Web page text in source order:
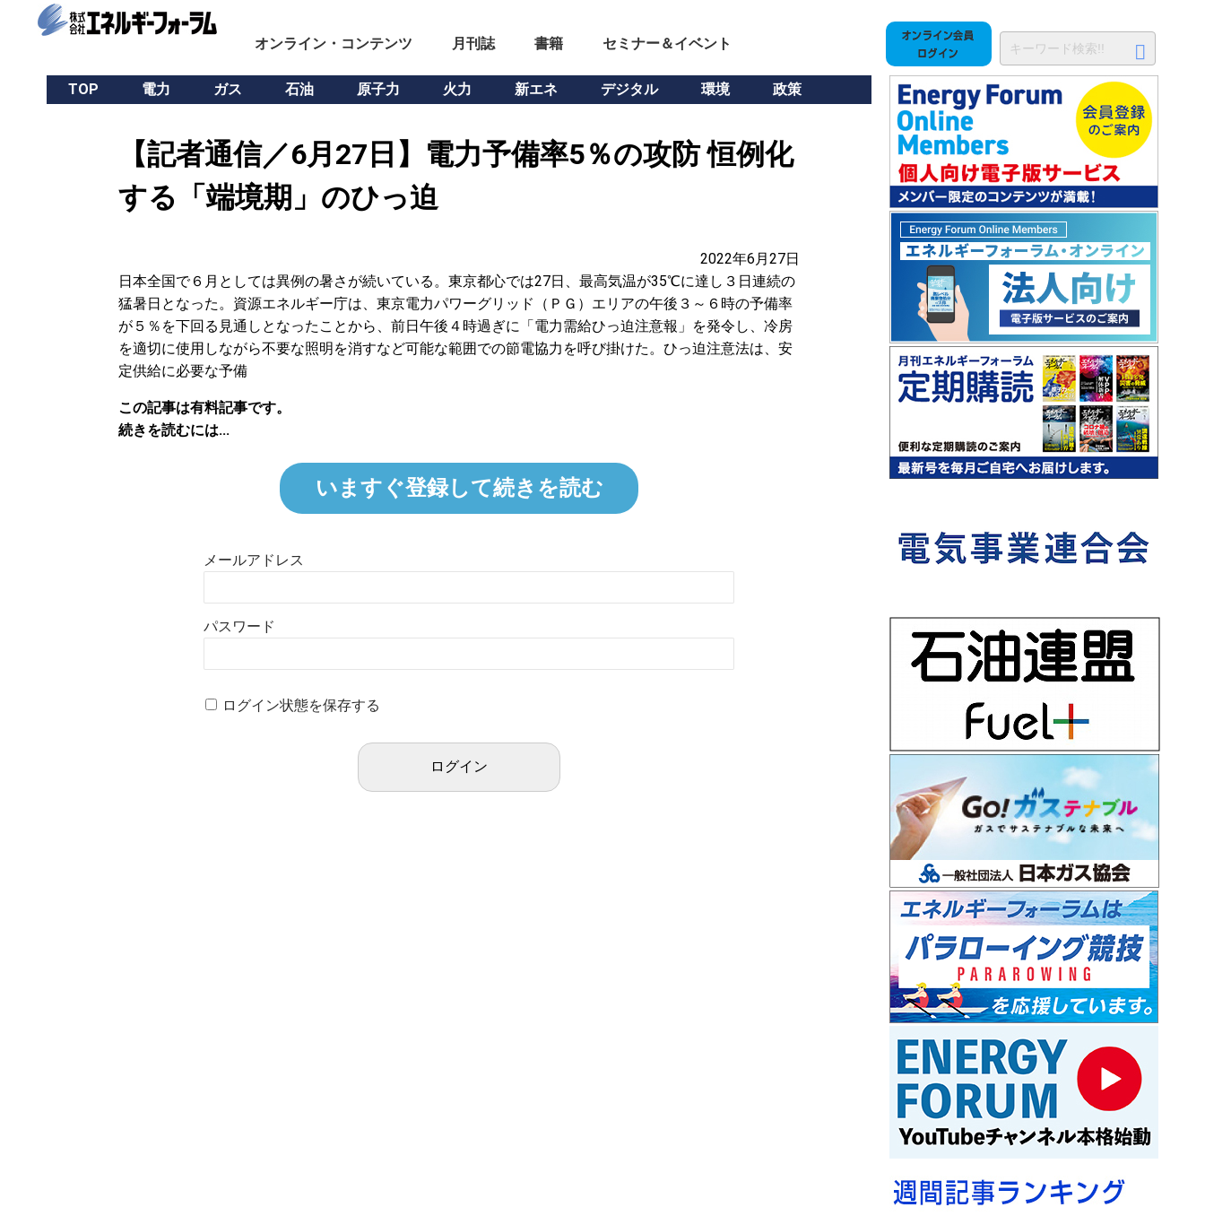
オンライン・コンテンツ 月刊誌 書籍 セミナー＆イベント
TOP 電力 ガス 石油 原子力 火力 新エネ デジタル 環境 政策
【記者通信／6月27日】電力予備率5％の攻防 恒例化
する「端境期」のひっ迫
2022年6月27日
日本全国で６月としては異例の暑さが続いている。東京都心では27日、最高気温が35℃に達し３日連続の
猛暑日となった。資源エネルギー庁は、東京電力パワーグリッド（ＰＧ）エリアの午後３～６時の予備率
が５％を下回る見通しとなったことから、前日午後４時過ぎに「電力需給ひっ迫注意報」を発令し、冷房
を適切に使用しながら不要な照明を消すなど可能な範囲での節電協力を呼び掛けた。ひっ迫注意法は、安
定供給に必要な予備
この記事は有料記事です。
続きを読むには...
いますぐ登録して続きを読む
メールアドレス
パスワード
ログイン状態を保存する